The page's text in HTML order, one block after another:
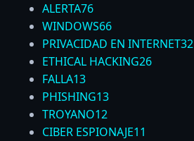
ALERTA76
WINDOWS66
PRIVACIDAD EN INTERNET32
ETHICAL HACKING26
FALLA13
PHISHING13
TROYANO12
CIBER ESPIONAJE11